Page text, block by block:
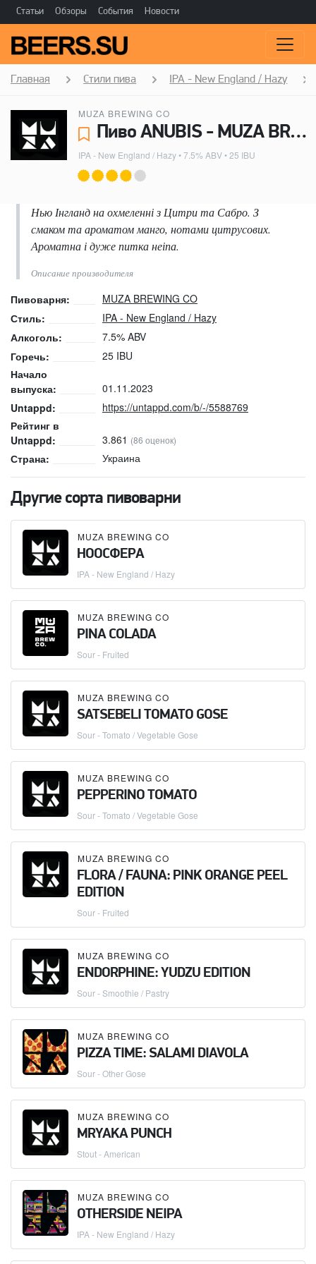
Статьи Обзоры События Новости
Главная Стили пива IPA - New England / Hazy
MUZA BREWING CO
Пиво ANUBIS - MUZA BREWING CO
IPA - New England / Hazy• 7.5% ABV • 25 IBU
Нью Інгланд на охмеленні з Цитри та Сабро. З
смаком та ароматом манго, нотами цитрусових.
Ароматна і дуже питка неіпа.
Описание производителя
Пивоварня:
MUZA BREWING CO
Стиль:
IPA - New England / Hazy
Алкоголь:
7.5% ABV
Горечь:
25 IBU
Начало
выпуска:
01.11.2023
Untappd:
https://untappd.com/b/-/5588769
Рейтинг в
Untappd:
3.861 (86 оценок)
Страна: Украина
Другие сорта пивоварни
MUZA BREWING CO
НООСФЕРА
IPA - New England / Hazy
MUZA BREWING CO
PINA COLADA
Sour - Fruited
MUZA BREWING CO
SATSEBELI TOMATO GOSE
Sour - Tomato / Vegetable Gose
MUZA BREWING CO
PEPPERINO TOMATO
Sour - Tomato / Vegetable Gose
MUZA BREWING CO
FLORA / FAUNA: PINK ORANGE PEEL
EDITION
Sour - Fruited
MUZA BREWING CO
ENDORPHINE: YUDZU EDITION
Sour - Smoothie / Pastry
MUZA BREWING CO
PIZZA TIME: SALAMI DIAVOLA
Sour - Other Gose
MUZA BREWING CO
MRYAKA PUNCH
Stout - American
MUZA BREWING CO
OTHERSIDE NEIPA
IPA - New England / Hazy